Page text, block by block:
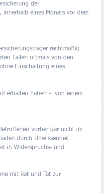
der
eines Monats vor dem
rechtmäßig
Fällen oftmals von den
Einschaltung eines
erhalten haben -  von einem
vorher gar nicht im
durch Unwissenheit
in Widerspruchs- und
mit Rat und Tat zur